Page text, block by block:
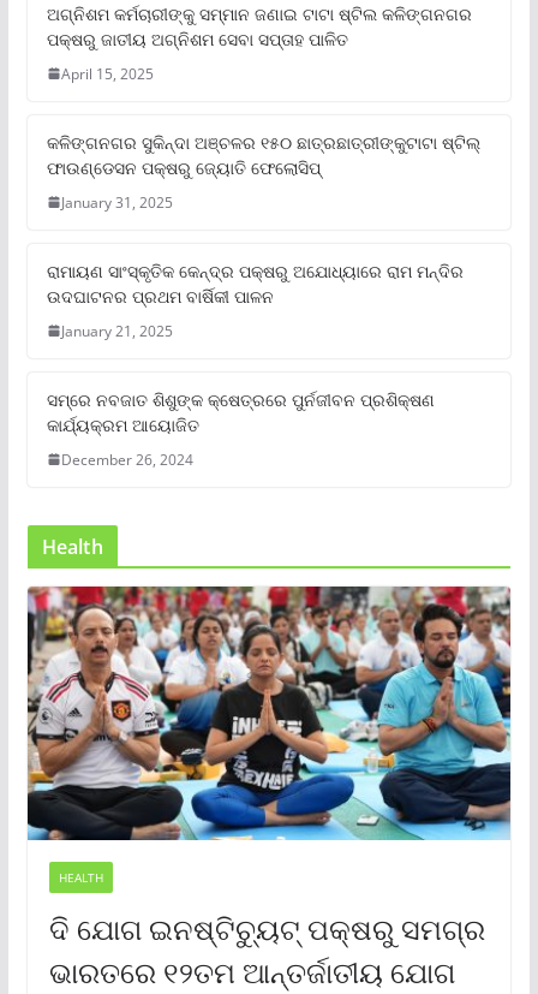
ଅଗ୍ନିଶମ କର୍ମଚାରୀଙ୍କୁ ସମ୍ମାନ ଜଣାଇ ଟାଟା ଷ୍ଟିଲ କଳିଙ୍ଗନଗର
ପକ୍ଷରୁ ଜାତୀୟ ଅଗ୍ନିଶମ ସେବା ସପ୍ତାହ ପାଳିତ
April 15, 2025
କଳିଙ୍ଗନଗର ସୁକିନ୍ଦା ଅଞ୍ଚଳର ୧୫୦ ଛାତ୍ରଛାତ୍ରୀଙ୍କୁଟାଟା ଷ୍ଟିଲ୍
ଫାଉଣ୍ଡେସନ ପକ୍ଷରୁ ଜ୍ୟୋତି ଫେଲୋସିପ୍‌
January 31, 2025
ରାମାୟଣ ସାଂସ୍କୃତିକ କେନ୍ଦ୍ର ପକ୍ଷରୁ ଅଯୋଧ୍ୟାରେ ରାମ ମନ୍ଦିର
ଉଦଘାଟନର ପ୍ରଥମ ବାର୍ଷିକୀ ପାଳନ
January 21, 2025
ସମ୍‌ରେ ନବଜାତ ଶିଶୁଙ୍କ କ୍ଷେତ୍ରରେ ପୁର୍ନଜୀବନ ପ୍ରଶିକ୍ଷଣ
କାର୍ଯ୍ୟକ୍ରମ ଆୟୋଜିତ
December 26, 2024
Health
HEALTH
ଦି ଯୋଗ ଇନଷ୍ଟିଚ୍ୟୁଟ୍ ପକ୍ଷରୁ ସମଗ୍ର
ଭାରତରେ ୧୨ତମ ଆନ୍ତର୍ଜାତୀୟ ଯୋଗ